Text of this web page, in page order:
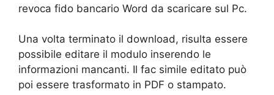
revoca fido bancario Word da scaricare sul Pc.
Una volta terminato il download, risulta essere
possibile editare il modulo inserendo le
informazioni mancanti. Il fac simile editato può
poi essere trasformato in PDF o stampato.